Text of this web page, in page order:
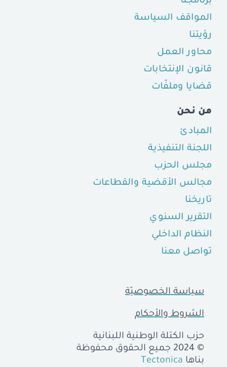
المواقف السياسة
رؤيتنا
محاور العمل
قانون الإنتخابات
قضايا وملفّات
من نحن
المبادئ
اللجنة التنفيذية
مجلس الحزب
مجالس الأقضية والقطاعات
تاريخنا
التقرير السنوي
النظام الداخلي
تواصل معنا
سياسة الخصوصيّة
الشروط والأحكام
حزب الكتلة الوطنية اللبنانية
© 2024 جميع الحقوق محفوظة
بناها Tectonica